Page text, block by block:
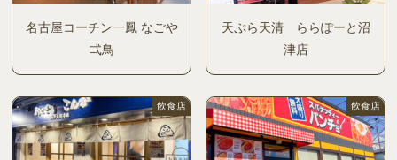
名古屋コーチン一鳳 なごや
弌鳥
天ぷら天清 ららぽーと沼
津店
飲食店 飲食店